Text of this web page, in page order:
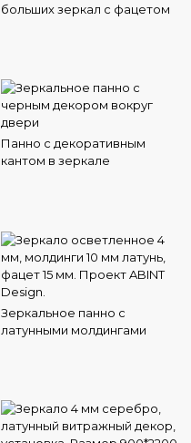
больших зеркал с фацетом
Панно с декоративным
кантом в зеркале
Зеркальное панно с
латунными молдингами